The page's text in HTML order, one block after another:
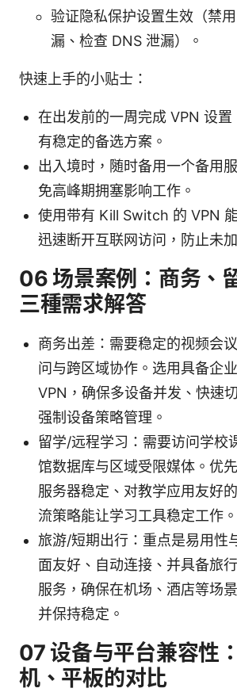
验证隐私保护设置生效（禁
漏、检查 DNS 泄漏）。
快速上手的小贴士：
在出发前的一周完成 VPN 设置
有稳定的备选方案。
出入境时，随时备用一个备用
免高峰期拥塞影响工作。
使用带有 Kill Switch 的 VPN
迅速断开互联网访问，防止未
06 场景案例：商务、
三種需求解答
商务出差：需要稳定的视频会
问与跨区域协作。选用具备企
VPN，确保多设备并发、快速
强制设备策略管理。
留学/远程学习：需要访问学校
馆数据库与区域受限媒体。优
服务器稳定、对教学应用友好
流策略能让学习工具稳定工作。
旅游/短期出行：重点是易用性
面友好、自动连接、并具备旅
服务，确保在机场、酒店等场
并保持稳定。
07 设备与平台兼容性
机、平板的对比